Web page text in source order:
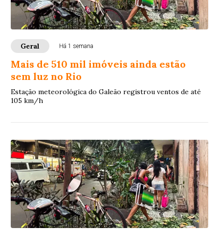
Geral Há 1 semana
Mais de 510 mil imóveis ainda estão
sem luz no Rio
Estação meteorológica do Galeão registrou ventos de até
105 km/h